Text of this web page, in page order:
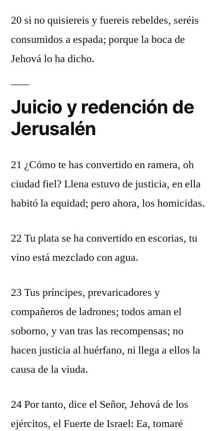
20 si no quisiereis y fuereis rebeldes, seréis
consumidos a espada; porque la boca de
Jehová lo ha dicho.
Juicio y redención de
Jerusalén
21 ¿Cómo te has convertido en ramera, oh
ciudad fiel? Llena estuvo de justicia, en ella
habitó la equidad; pero ahora, los homicidas.
22 Tu plata se ha convertido en escorias, tu
vino está mezclado con agua.
23 Tus príncipes, prevaricadores y
compañeros de ladrones; todos aman el
soborno, y van tras las recompensas; no
hacen justicia al huérfano, ni llega a ellos la
causa de la viuda.
24 Por tanto, dice el Señor, Jehová de los
ejércitos, el Fuerte de Israel: Ea, tomaré